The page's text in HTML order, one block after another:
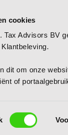
cookies
Tax Advisors BV
dit om onze
of